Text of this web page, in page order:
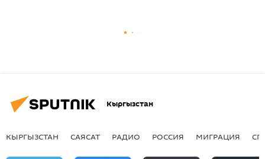
Кыргызстан
КЫРГЫЗСТАН САЯСАТ РАДИО РОССИЯ МИГРАЦИЯ